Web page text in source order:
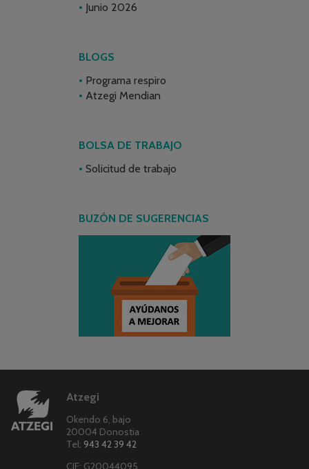
Junio 2026
BLOGS
Programa respiro
Atzegi Mendian
BOLSA DE TRABAJO
Solicitud de trabajo
BUZÓN DE SUGERENCIAS
Atzegi
Okendo 6, bajo
20004 Donostia
Tel: 943 42 39 42
CIF: G20044095